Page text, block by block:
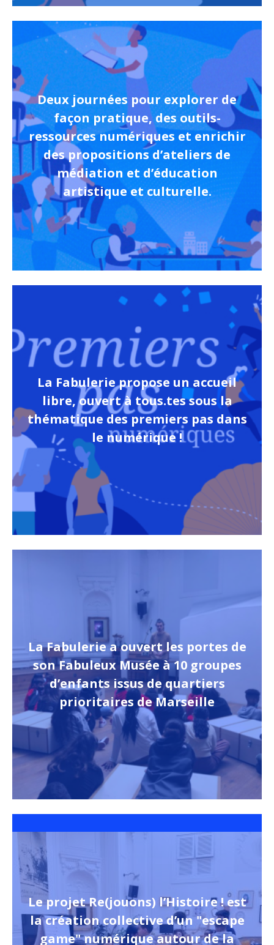
Deux journées pour explorer de
façon pratique, des outils-
ressources numériques et enrichir
des propositions d’ateliers de
médiation et d’éducation
artistique et culturelle.
La Fabulerie propose un accueil
libre, ouvert à tous.tes sous la
thématique des premiers pas dans
le numérique !
La Fabulerie a ouvert les portes de
son Fabuleux Musée à 10 groupes
d’enfants issus de quartiers
prioritaires de Marseille
Le projet Re(jouons) l’Histoire ! est
la création collective d’un "escape
game" numérique autour de la